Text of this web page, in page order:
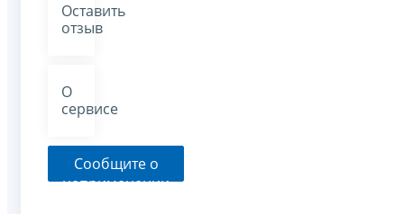
Оставить
отзыв
О
сервисе
Сообщите о
неприменении